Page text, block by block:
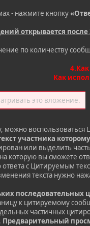
- нажмите кнопку
открывается
по количеству
Как
это вложение.
можно
участника
или выделить
которую вы сможете
с Цитируемым
текста нужно
последовательных
к цитируемому
частичных
Предварительный